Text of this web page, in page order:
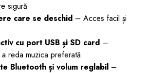
sigură
care se deschid – Acces facil și
cu port USB și SD card –
reda muzica preferată
Bluetooth și volum reglabil –